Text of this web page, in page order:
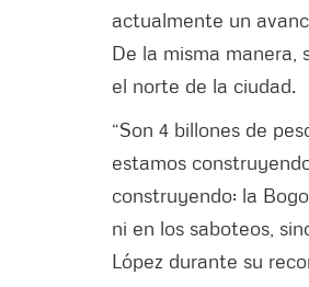
actualmente un
De la misma manera,
el norte de la ciudad.
“Son 4 billones de
estamos
construyendo: la
ni en los saboteos,
López durante su